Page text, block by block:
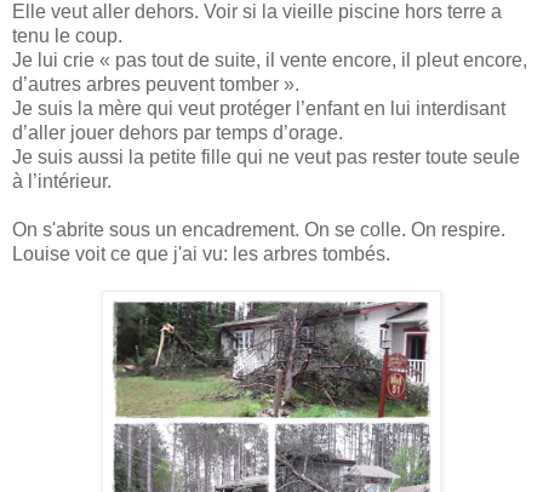
Elle veut aller dehors. Voir si la vieille piscine hors terre a
tenu le coup.
Je lui crie « pas tout de suite, il vente encore, il pleut encore,
d’autres arbres peuvent tomber ».
Je suis la mère qui veut protéger l’enfant en lui interdisant
d’aller jouer dehors par temps d’orage.
Je suis aussi la petite fille qui ne veut pas rester toute seule
à l’intérieur.
On s'abrite sous un encadrement. On se colle. On respire.
Louise voit ce que j'ai vu: les arbres tombés.